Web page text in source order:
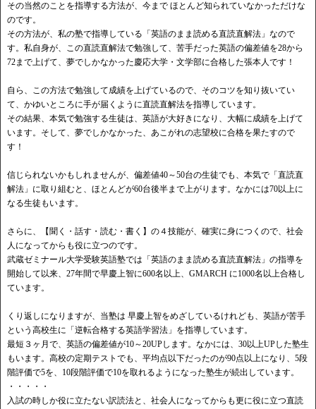
その当然のことを指導する方法が、今まで ほとんど知られていなかっただけな
のです。
その方法が、私の塾で指導している「英語のまま読める直読直解法」なので
す。私自身が、この直読直解法で勉強して、苦手だった英語の偏差値を28から
72まで上げて、夢でしかなかった慶応大学・文学部に合格した張本人です！
自ら、この方法で勉強して成績を上げているので、そのコツを知り抜いてい
て、かゆいところに手が届くように直読直解法を指導しています。
その結果、本気で勉強する生徒は、英語が大好きになり、大幅に成績を上げて
います。そして、夢でしかなかった、あこがれの志望校に合格を果たすので
す！
信じられないかもしれませんが、偏差値40～50台の生徒でも、本気で「直読直
解法」に取り組むと、ほとんどが60台後半まで上がります。なかには70以上に
なる生徒もいます。
さらに、【聞く・話す・読む・書く】の４技能が、確実に身につくので、社会
人になってからも役に立つのです。
武蔵ゼミナール大学受験英語塾では「英語のまま読める直読直解法」の指導を
開始して以来、27年間で早慶上智に600名以上、GMARCH に1000名以上合格し
ています。
くり返しになりますが、当塾は 早慶上智をめざしているけれども、英語が苦手
という高校生に「逆転合格する英語学習法」を指導しています。
最短３ヶ月で、英語の偏差値が10～20UPします。なかには、30以上UPした塾生
もいます。高校の定期テストでも、平均点以下だったのが90点以上になり、5段
階評価で5を、10段階評価で10を取れるようになった塾生が続出しています。
・・・・・
入試の時しか役に立たない訳読法と、社会人になってからも更に役に立つ直読